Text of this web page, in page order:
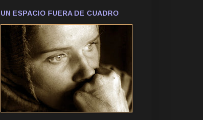
UN ESPACIO FUERA DE CUADRO